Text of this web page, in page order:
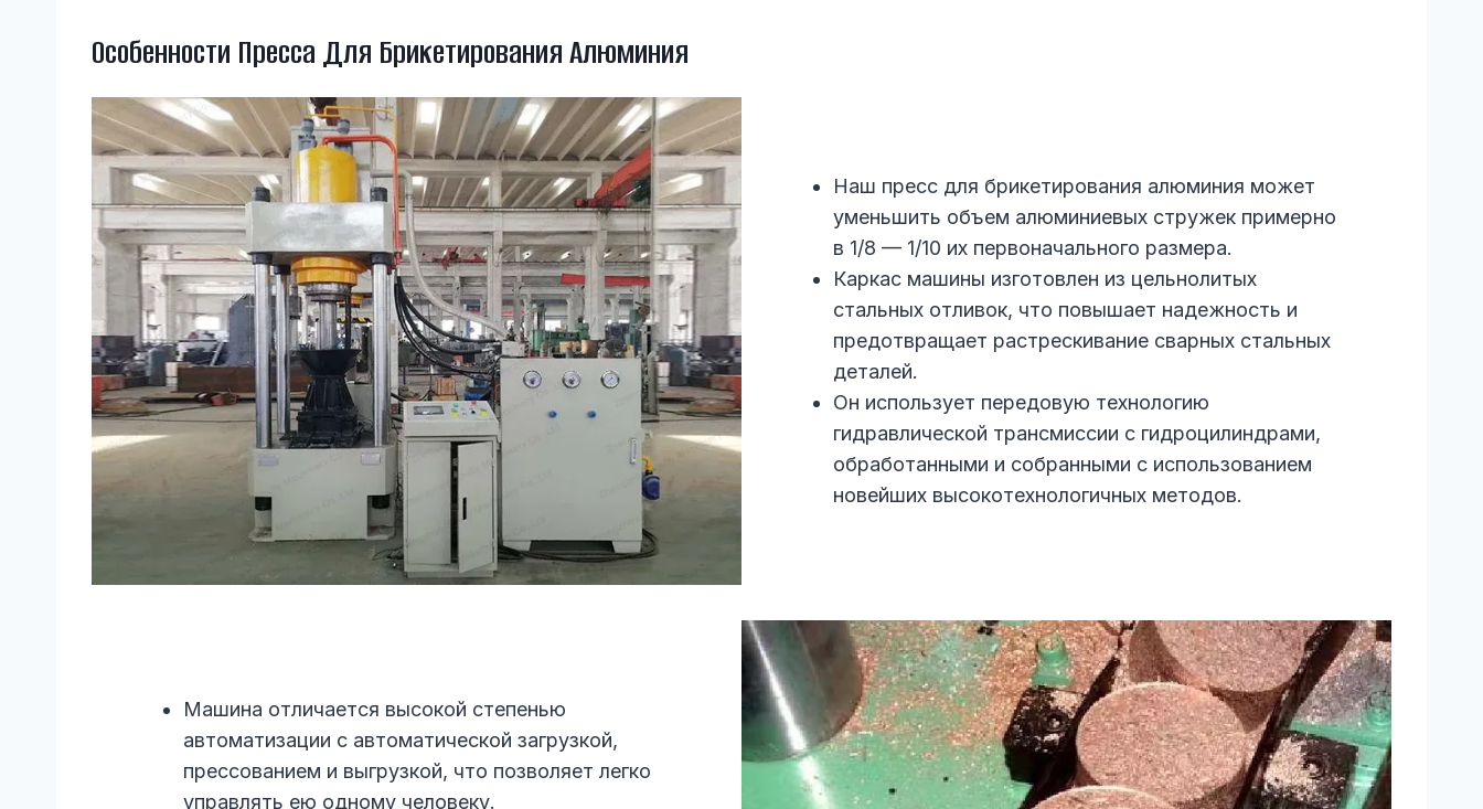
Особенности Пресса Для Брикетирования Алюминия
Наш пресс для брикетирования алюминия может
уменьшить объем алюминиевых стружек примерно
в 1/8 — 1/10 их первоначального размера.
Каркас машины изготовлен из цельнолитых
стальных отливок, что повышает надежность и
предотвращает растрескивание сварных стальных
деталей.
Он использует передовую технологию
гидравлической трансмиссии с гидроцилиндрами,
обработанными и собранными с использованием
новейших высокотехнологичных методов.
Машина отличается высокой степенью
автоматизации с автоматической загрузкой,
прессованием и выгрузкой, что позволяет легко
управлять ею одному человеку.